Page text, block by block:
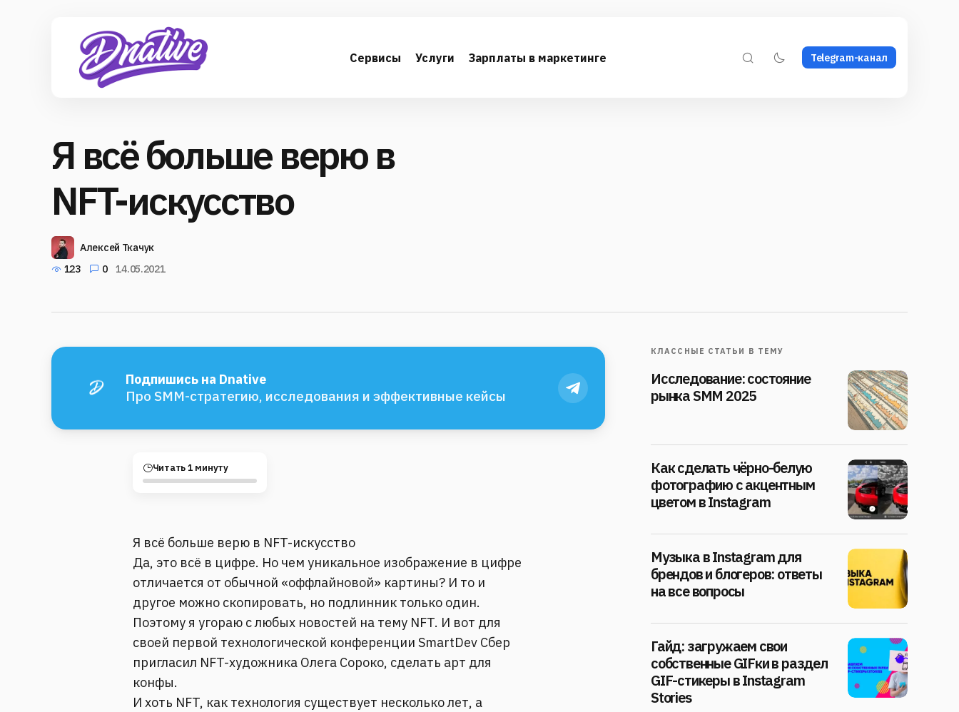
Сервисы Услуги Зарплаты в маркетинге Telegram-канал
Я всё больше верю в
NFT-искусство
Алексей Ткачук
123
0 14.05.2021
Подпишись на Dnative
Про SMM-стратегию, исследования и эффективные кейсы
Читать 1 минуту
Я всё больше верю в NFT-искусство
Да, это всё в цифре. Но чем уникальное изображение в цифре
отличается от обычной «оффлайновой» картины? И то и
другое можно скопировать, но подлинник только один.
Поэтому я угораю с любых новостей на тему NFT. И вот для
своей первой технологической конференции SmartDev Сбер
пригласил NFT-художника Олега Сороко, сделать арт для
конфы.
И хоть NFT, как технология существует несколько лет, а
КЛАССНЫЕ СТАТЬИ В ТЕМУ
Исследование: состояние
рынка SMM 2025
Как сделать чёрно-белую
фотографию с акцентным
цветом в Instagram
Музыка в Instagram для
брендов и блогеров: ответы
на все вопросы
Гайд: загружаем свои
собственные GIFки в раздел
GIF-стикеры в Instagram
Stories